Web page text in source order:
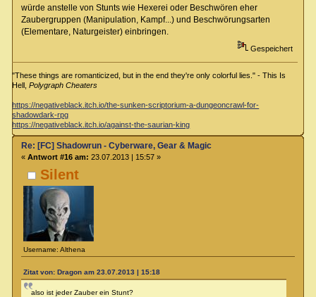
würde anstelle von Stunts wie Hexerei oder Beschwören eher
Zaubergruppen (Manipulation, Kampf...) und Beschwörungsarten
(Elementare, Naturgeister) einbringen.
Gespeichert
"These things are romanticized, but in the end they're only colorful lies." - This Is
Hell,Polygraph Cheaters
https://negativeblack.itch.io/the-sunken-scriptorium-a-dungeoncrawl-for-
shadowdark-rpg
https://negativeblack.itch.io/against-the-saurian-king
Silent
Username: Althena
Re: [FC] Shadowrun - Cyberware, Gear & Magic
« Antwort #16 am: 23.07.2013 | 15:57 »
Zitat von: Dragon am 23.07.2013 | 15:18
also ist jeder Zauber ein Stunt?